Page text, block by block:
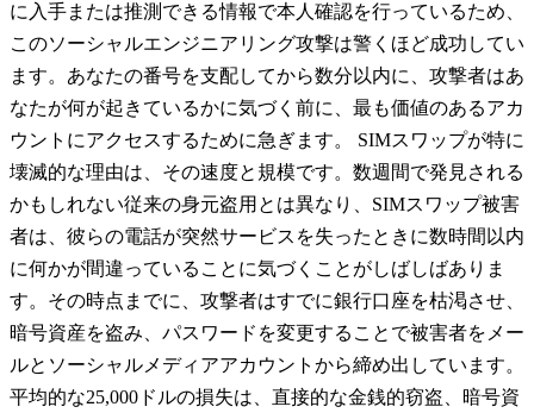
に入手または推測できる情報で本人確認を行っているため、
このソーシャルエンジニアリング攻撃は警くほど成功してい
ます。あなたの番号を支配してから数分以内に、攻撃者はあ
なたが何が起きているかに気づく前に、最も価値のあるアカ
ウントにアクセスするために急ぎます。 SIMスワップが特に
壊滅的な理由は、その速度と規模です。数週間で発見される
かもしれない従来の身元盗用とは異なり、SIMスワップ被害
者は、彼らの電話が突然サービスを失ったときに数時間以内
に何かが間違っていることに気づくことがしばしばありま
す。その時点までに、攻撃者はすでに銀行口座を枯渇させ、
暗号資産を盗み、パスワードを変更することで被害者をメー
ルとソーシャルメディアアカウントから締め出しています。
平均的な25,000ドルの損失は、直接的な金銭的窃盗、暗号資